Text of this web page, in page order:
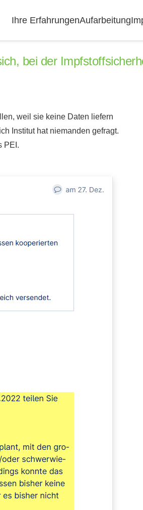
Ihre ErfahrungenAufarbeitung
bei der
weil sie keine Daten liefern
Institut hat niemanden gefragt.
PEI.